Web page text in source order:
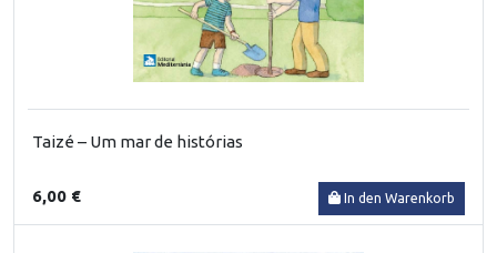
Taizé – Um mar de histórias
6,00 € In den Warenkorb